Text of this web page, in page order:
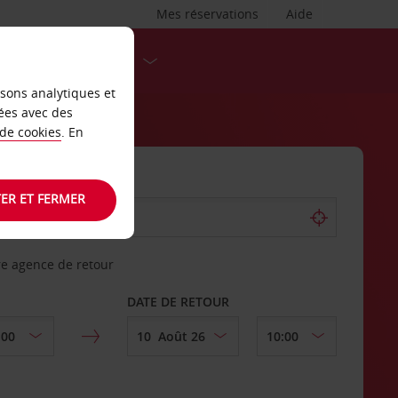
Aide
Mes réservations
agence de retour
DATE DE RETOUR
analytiques et
avec des
cookies. En
ET FERMER